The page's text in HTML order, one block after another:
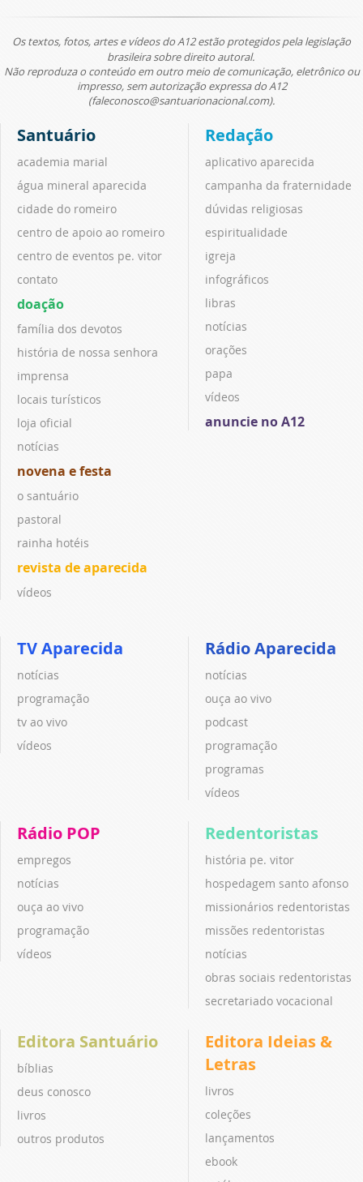
Os textos, fotos, artes e vídeos do A12 estão protegidos pela legislação
brasileira sobre direito autoral.
Não reproduza o conteúdo em outro meio de comunicação, eletrônico ou
impresso, sem autorização expressa do A12
(faleconosco@santuarionacional.com).
Santuário
academia marial
água mineral aparecida
cidade do romeiro
centro de apoio ao romeiro
centro de eventos pe. vitor
contato
doação
família dos devotos
história de nossa senhora
imprensa
locais turísticos
loja oficial
notícias
novena e festa
o santuário
pastoral
rainha hotéis
revista de aparecida
vídeos
Redação
aplicativo aparecida
campanha da fraternidade
dúvidas religiosas
espiritualidade
igreja
infográficos
libras
notícias
orações
papa
vídeos
anuncie no A12
TV Aparecida
notícias
programação
tv ao vivo
vídeos
Rádio Aparecida
notícias
ouça ao vivo
podcast
programação
programas
vídeos
Rádio POP
empregos
notícias
ouça ao vivo
programação
vídeos
Redentoristas
história pe. vitor
hospedagem santo afonso
missionários redentoristas
missões redentoristas
notícias
obras sociais redentoristas
secretariado vocacional
Editora Santuário
bíblias
deus conosco
livros
outros produtos
Editora Ideias &
Letras
livros
coleções
lançamentos
ebook